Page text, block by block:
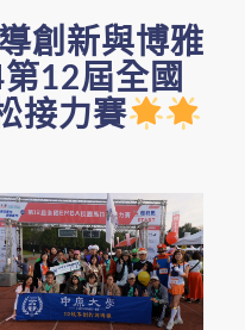
創新與博雅
12屆全國
接力賽